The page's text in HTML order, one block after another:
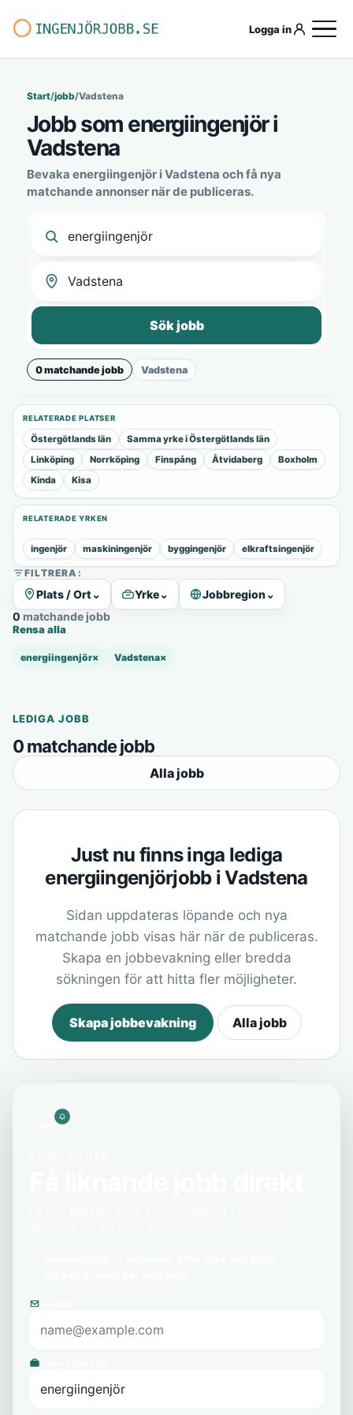
Logga in
Start/jobb/Vadstena
Jobb som energiingenjör i
Vadstena
Bevaka energiingenjör i Vadstena och få nya
matchande annonser när de publiceras.
Sök jobb
0 matchande jobb Vadstena
RELATERADE PLATSER
Östergötlands län
Samma yrke i Östergötlands län
Linköping
Norrköping Finspång Åtvidaberg
Boxholm
Kinda
Kisa
RELATERADE YRKEN
ingenjör maskiningenjör byggingenjör elkraftsingenjör
FILTRERA:
Plats / Ort ⌄ Yrke⌄ Jobbregion⌄
0 matchande jobb
Rensa alla
energiingenjör× Vadstena×
LEDIGA JOBB
0 matchande jobb
Alla jobb
Just nu finns inga lediga
energiingenjörjobb i Vadstena
Sidan uppdateras löpande och nya
matchande jobb visas här när de publiceras.
Skapa en jobbevakning eller bredda
sökningen för att hitta fler möjligheter.
Skapa jobbevakning Alla jobb